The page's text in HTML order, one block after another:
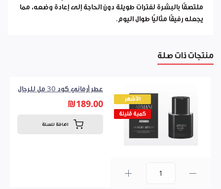
ملتصقًا بالبشرة لفترات طويلة دون الحاجة إلى إعادة وضعه، مما
يجعله رفيقًا مثاليًا طوال اليوم.
منتجات ذات صلة
الأشهر
كمية قليلة
عطر أرماني كود 30 مل للرجال
₪189.00
اضافة للسلة